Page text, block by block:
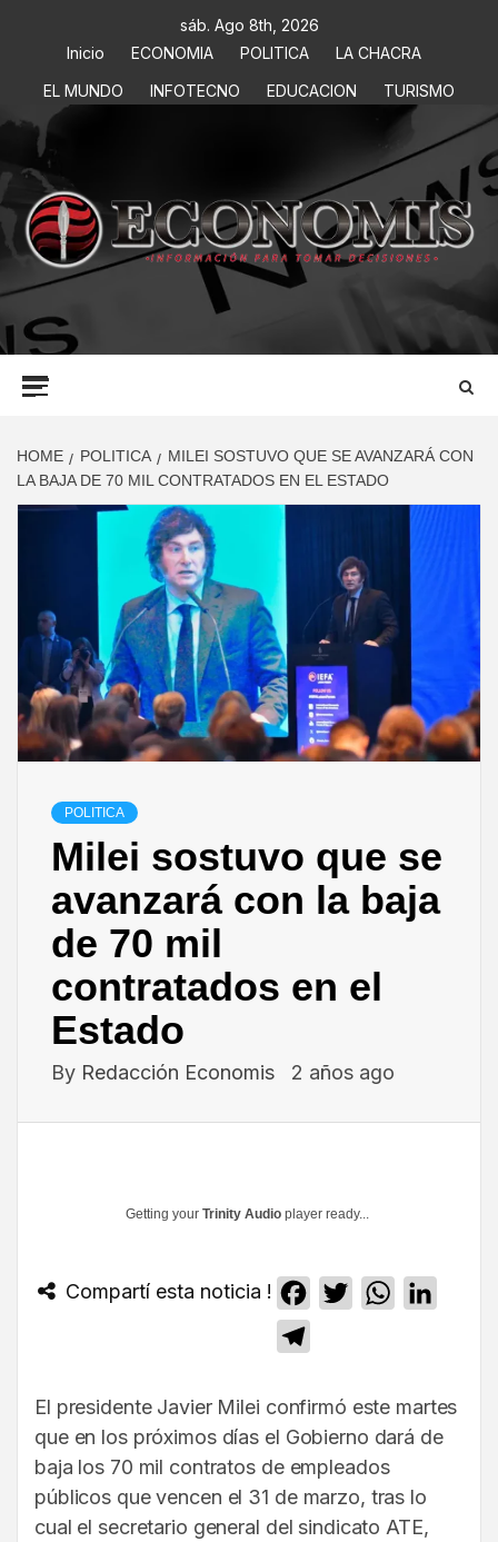
sáb. Ago 8th, 2026
Inicio
ECONOMIA POLITICA
LA CHACRA
EL MUNDO
INFOTECNO EDUCACION TURISMO
ECONOMIS
INFORMACIÓN PARA TOMAR DECISIONES
HOME POLITICA
MILEI SOSTUVO QUE SE AVANZARÁ CON
LA BAJA DE 70 MIL CONTRATADOS EN EL ESTADO
POLITICA
Milei sostuvo que se
avanzará con la baja
de 70 mil
contratados en el
Estado
By Redacción Economis 2 años ago
Getting your Trinity Audio player ready...
Compartí esta noticia ! Facebook
TwitterWhatsApp
El presidente Javier Milei confirmó este martes
que en los próximos días el Gobierno dará de
baja los 70 mil contratos de empleados
públicos que vencen el 31 de marzo, tras lo
cual el secretario general del sindicato ATE,